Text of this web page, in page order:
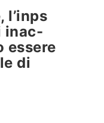
l’inps
inac-
essere
di